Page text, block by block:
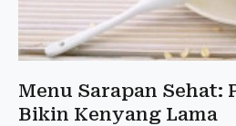
Menu Sarapan Sehat:
Bikin Kenyang Lama